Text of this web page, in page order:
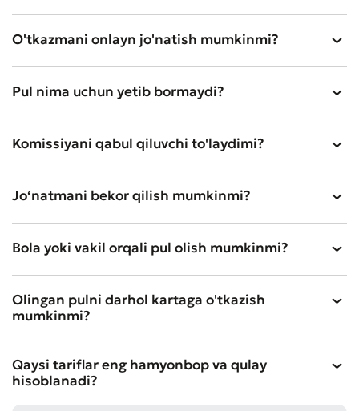
O'tkazmani onlayn jo'natish mumkinmi?
Pul nima uchun yetib bormaydi?
Komissiyani qabul qiluvchi to'laydimi?
Jo‘natmani bekor qilish mumkinmi?
Bola yoki vakil orqali pul olish mumkinmi?
Olingan pulni darhol kartaga o'tkazish
mumkinmi?
Qaysi tariflar eng hamyonbop va qulay
hisoblanadi?